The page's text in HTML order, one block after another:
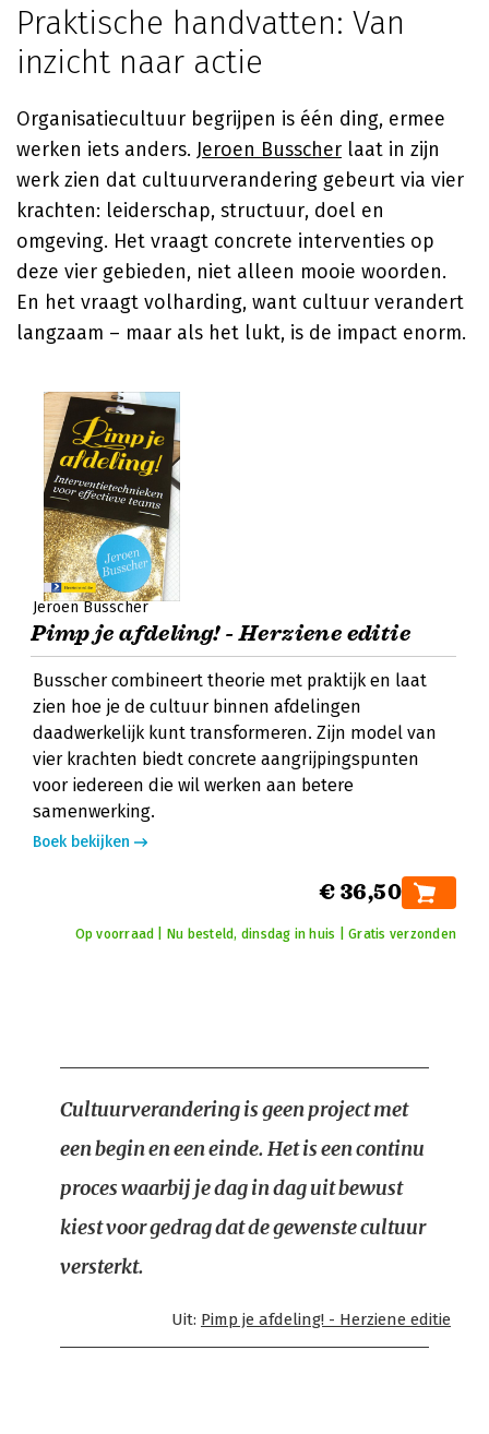
Praktische handvatten: Van
inzicht naar actie
Organisatiecultuur begrijpen is één ding, ermee
werken iets anders. Jeroen Busscher laat in zijn
werk zien dat cultuurverandering gebeurt via vier
krachten: leiderschap, structuur, doel en
omgeving. Het vraagt concrete interventies op
deze vier gebieden, niet alleen mooie woorden.
En het vraagt volharding, want cultuur verandert
langzaam – maar als het lukt, is de impact enorm.
Jeroen Busscher
Pimp je afdeling! - Herziene editie
Busscher combineert theorie met praktijk en laat
zien hoe je de cultuur binnen afdelingen
daadwerkelijk kunt transformeren. Zijn model van
vier krachten biedt concrete aangrijpingspunten
voor iedereen die wil werken aan betere
samenwerking.
Boek bekijken
€ 36,50
Op voorraad | Nu besteld, dinsdag in huis | Gratis verzonden
Cultuurverandering is geen project met
een begin en een einde. Het is een continu
proces waarbij je dag in dag uit bewust
kiest voor gedrag dat de gewenste cultuur
versterkt.
Uit: Pimp je afdeling! - Herziene editie